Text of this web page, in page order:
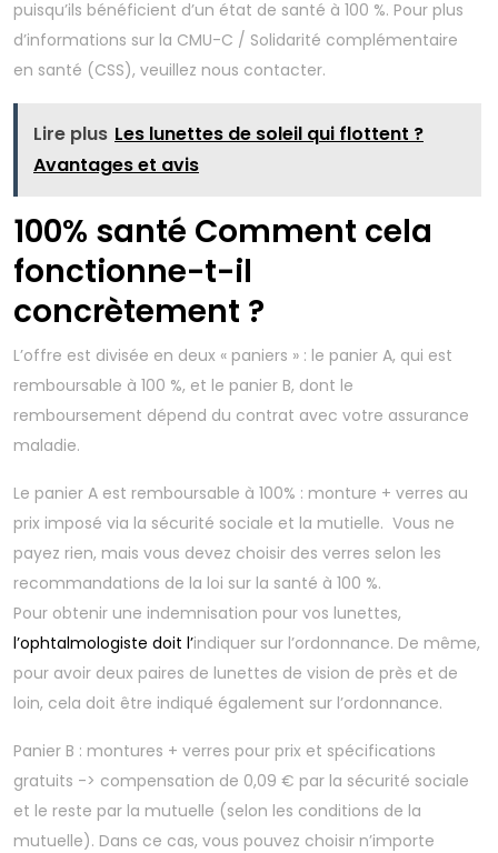
puisqu’ils bénéficient d’un état de santé à 100 %. Pour plus
d’informations sur la CMU-C / Solidarité complémentaire
en santé (CSS), veuillez nous contacter.
Lire plus Les lunettes de soleil qui flottent ?
Avantages et avis
100% santé Comment cela
fonctionne-t-il
concrètement ?
L’offre est divisée en deux « paniers » : le panier A, qui est
remboursable à 100 %, et le panier B, dont le
remboursement dépend du contrat avec votre assurance
maladie.
Le panier A est remboursable à 100% : monture + verres au
prix imposé via la sécurité sociale et la mutielle. Vous ne
payez rien, mais vous devez choisir des verres selon les
recommandations de la loi sur la santé à 100 %.
Pour obtenir une indemnisation pour vos lunettes,
l’ophtalmologiste doit l’indiquer sur l’ordonnance. De même,
pour avoir deux paires de lunettes de vision de près et de
loin, cela doit être indiqué également sur l’ordonnance.
Panier B : montures + verres pour prix et spécifications
gratuits -> compensation de 0,09 € par la sécurité sociale
et le reste par la mutuelle (selon les conditions de la
mutuelle). Dans ce cas, vous pouvez choisir n’importe